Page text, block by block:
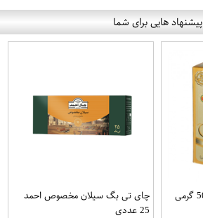
پیشنهاد هایی برای شما
چای تی بگ سیلان مخصوص احمد
25 عددی